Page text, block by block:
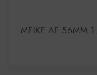
MEIKE AF 56MM